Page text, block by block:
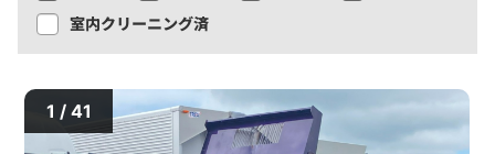
室内クリーニング済
1 / 41